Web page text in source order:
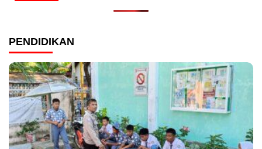
PENDIDIKAN